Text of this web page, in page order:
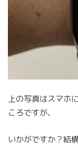
上の写真はスマホ
ころですが、
いかがですか？結